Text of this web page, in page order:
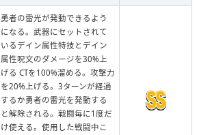
勇者の雷光が発動できるよう
になる。武器にセットされて
いるデイン属性特技とデイン
属性呪文のダメージを30%上
げる CTを100%溜める。攻撃力
を20%上げる。3ターンが経過
するか勇者の雷光を発動する
と解除される。戦闘毎に1度だ
け使える。使用した戦闘中こ